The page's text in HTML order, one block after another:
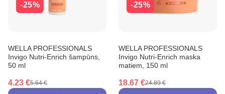
-25%
WELLA PROFESSIONALS
Invigo Nutri-Enrich šampūns,
50 ml
4.23 €5.64 €
-25%
WELLA PROFESSIONALS
Invigo Nutri-Enrich maska
matiem, 150 ml
18.67 €24.89 €